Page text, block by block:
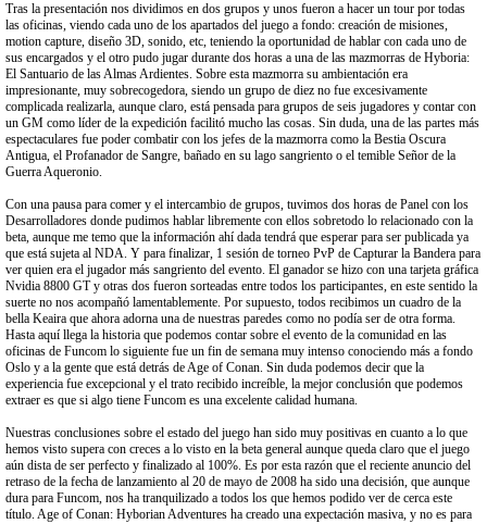
Tras la presentación nos dividimos en dos grupos y unos fueron a hacer un tour por todas
las oficinas, viendo cada uno de los apartados del juego a fondo: creación de misiones,
motion capture, diseño 3D, sonido, etc, teniendo la oportunidad de hablar con cada uno de
sus encargados y el otro pudo jugar durante dos horas a una de las mazmorras de Hyboria:
El Santuario de las Almas Ardientes. Sobre esta mazmorra su ambientación era
impresionante, muy sobrecogedora, siendo un grupo de diez no fue excesivamente
complicada realizarla, aunque claro, está pensada para grupos de seis jugadores y contar con
un GM como líder de la expedición facilitó mucho las cosas. Sin duda, una de las partes más
espectaculares fue poder combatir con los jefes de la mazmorra como la Bestia Oscura
Antigua, el Profanador de Sangre, bañado en su lago sangriento o el temible Señor de la
Guerra Aqueronio.
Con una pausa para comer y el intercambio de grupos, tuvimos dos horas de Panel con los
Desarrolladores donde pudimos hablar libremente con ellos sobretodo lo relacionado con la
beta, aunque me temo que la información ahí dada tendrá que esperar para ser publicada ya
que está sujeta al NDA. Y para finalizar, 1 sesión de torneo PvP de Capturar la Bandera para
ver quien era el jugador más sangriento del evento. El ganador se hizo con una tarjeta gráfica
Nvidia 8800 GT y otras dos fueron sorteadas entre todos los participantes, en este sentido la
suerte no nos acompañó lamentablemente. Por supuesto, todos recibimos un cuadro de la
bella Keaira que ahora adorna una de nuestras paredes como no podía ser de otra forma.
Hasta aquí llega la historia que podemos contar sobre el evento de la comunidad en las
oficinas de Funcom lo siguiente fue un fin de semana muy intenso conociendo más a fondo
Oslo y a la gente que está detrás de Age of Conan. Sin duda podemos decir que la
experiencia fue excepcional y el trato recibido increíble, la mejor conclusión que podemos
extraer es que si algo tiene Funcom es una excelente calidad humana.
Nuestras conclusiones sobre el estado del juego han sido muy positivas en cuanto a lo que
hemos visto supera con creces a lo visto en la beta general aunque queda claro que el juego
aún dista de ser perfecto y finalizado al 100%. Es por esta razón que el reciente anuncio del
retraso de la fecha de lanzamiento al 20 de mayo de 2008 ha sido una decisión, que aunque
dura para Funcom, nos ha tranquilizado a todos los que hemos podido ver de cerca este
título. Age of Conan: Hyborian Adventures ha creado una expectación masiva, y no es para